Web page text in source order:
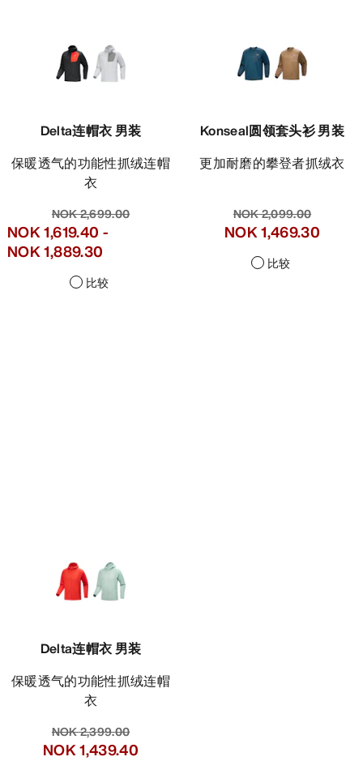
Delta连帽衣 男装
保暖透气的功能性抓绒连帽
衣
NOK 2,699.00
NOK 1,619.40 -
NOK 1,889.30
比较
Konseal圆领套头衫 男装
更加耐磨的攀登者抓绒衣
NOK 2,099.00
NOK 1,469.30
比较
Delta连帽衣 男装
保暖透气的功能性抓绒连帽
衣
NOK 2,399.00
NOK 1,439.40